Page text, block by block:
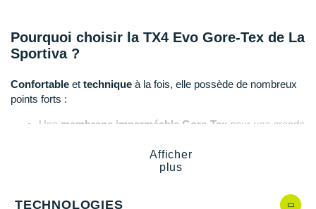
Pourquoi choisir la TX4 Evo Gore-Tex de La
Sportiva ?
Confortable et technique à la fois, elle possède de nombreux
points forts :
Une membrane imperméable Gore-Tex pour une grande
Une empeigne protectrice et gage de confort grâce à son
renforts
respirabilité.
Afficher
plus
TECHNOLOGIES
Scarpa
Shokz
Sidas